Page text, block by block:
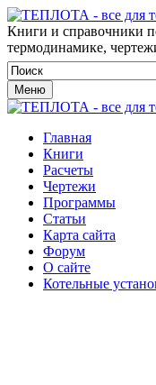
Книги и справочники
термодинамике,
Меню
Главная
Книги
Расчеты
Чертежи
Программы
Статьи
Карта сайта
Форум
О сайте
Котельные